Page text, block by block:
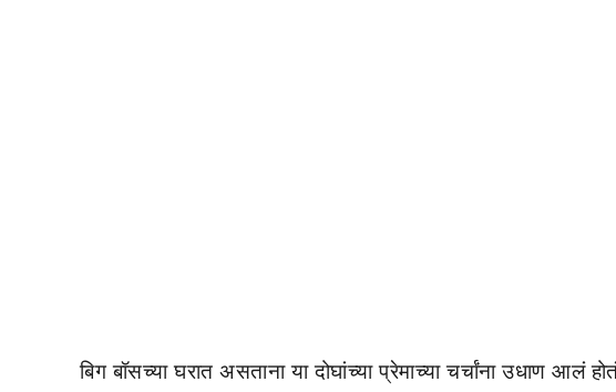
बिग बॉसच्या घरात असताना या दोघांच्या प्रेमाच्या चर्चांना उधाण आलं